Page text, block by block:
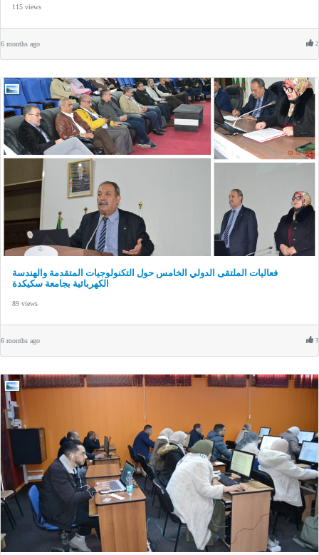
115 views
6 months ago 2
فعاليات الملتقى الدولي الخامس حول التكنولوجيات المتقدمة والهندسة
الكهربائية بجامعة سكيكدة
89 views
6 months ago 3